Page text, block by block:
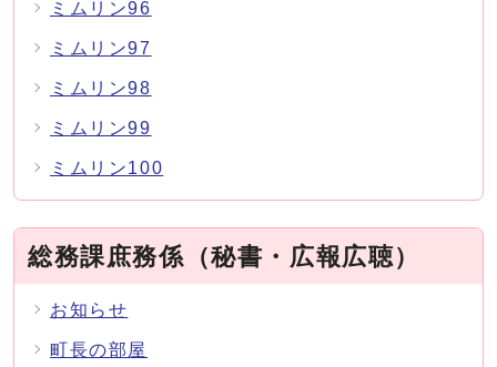
ミムリン96
ミムリン97
ミムリン98
ミムリン99
ミムリン100
総務課庶務係（秘書・広報広聴）
お知らせ
町長の部屋